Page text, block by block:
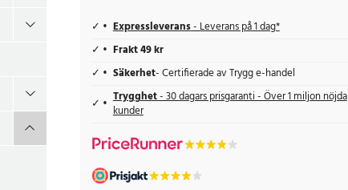
Expressleverans- Leverans på 1 dag*
Frakt 49 kr
Säkerhet- Certifierade av Trygg e-handel
Trygghet- 30 dagars prisgaranti - Över 1 miljon nöjda
kunder